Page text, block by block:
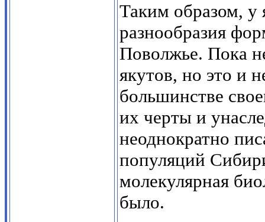
Таким образом, у
разнообразия
Поволжье. Пока
якутов, но это и
большинстве
их черты и
неоднократно
популяций
молекулярная
было.